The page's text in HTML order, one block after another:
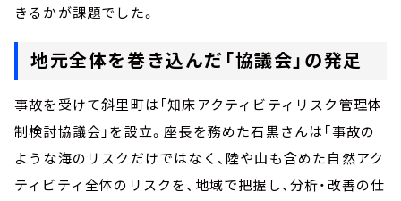
きるかが課題でした。
地元全体を巻き込んだ「協議会」の発足
事故を受けて斜里町は「知床アクティビティリスク管理体
制検討協議会」を設立。座長を務めた石黒さんは「事故の
ような海のリスクだけではなく、陸や山も含めた自然アク
ティビティ全体のリスクを、地域で把握し、分析・改善の仕